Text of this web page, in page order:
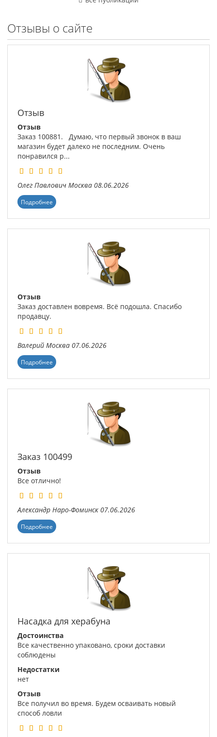
Отзывы о сайте
Отзыв
Отзыв
Заказ 100881. Думаю, что первый звонок в ваш
магазин будет далеко не последним. Очень
понравился р...
Олег Павлович Москва 08.06.2026
Подробнее
Отзыв
Заказ доставлен вовремя. Всё подошла. Спасибо
продавцу.
Валерий Москва 07.06.2026
Подробнее
Заказ 100499
Отзыв
Все отлично!
Александр Наро-Фоминск 07.06.2026
Подробнее
Насадка для херабуна
Достоинства
Все качественно упаковано, сроки доставки
соблюдены
Недостатки
нет
Отзыв
Все получил во время. Будем осваивать новый
способ ловли